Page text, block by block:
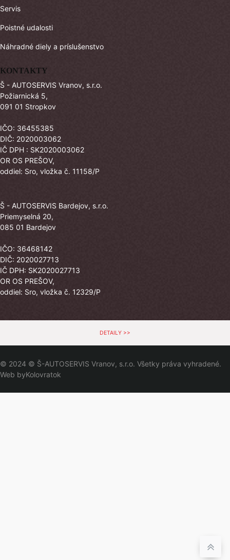
Servis
Poistné udalosti
Náhradné diely a príslušenstvo
KONTAKTY
Š - AUTOSERVIS Vranov, s.r.o.
Požiarnická 5,
091 01 Stropkov
IČO: 36455385
DIČ: 2020003062
IČ DPH : SK2020003062
OR OS PREŠOV,
oddiel: Sro, vložka č. 11158/P
Š - AUTOSERVIS Bardejov, s.r.o.
Priemyselná 20,
085 01 Bardejov
IČO: 36468142
DIČ: 2020027713
IČ DPH: SK2020027713
OR OS PREŠOV,
oddiel: Sro, vložka č. 12329/P
DETAILY >>
© 2024 © Š-AUTOSERVIS Vranov, s.r.o. Všetky práva vyhradené.
Web byKolovratok